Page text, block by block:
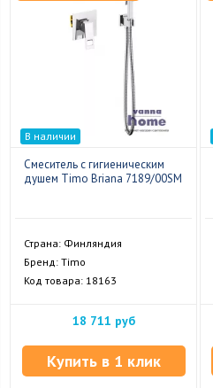
В наличии
Смеситель с гигиеническим
душем Timo Briana 7189/00SM
Страна: Финляндия
Бренд: Timo
Код товара: 18163
18 711 руб
Купить в 1 клик